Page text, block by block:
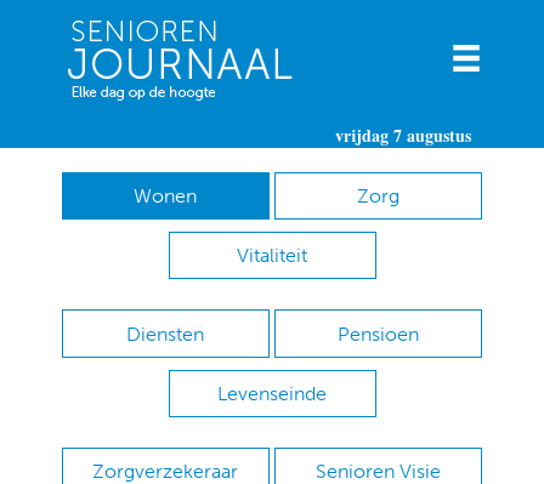
vrijdag 7 augustus
Wonen Zorg
Vitaliteit
Diensten Pensioen
Levenseinde
Zorgverzekeraar Senioren Visie